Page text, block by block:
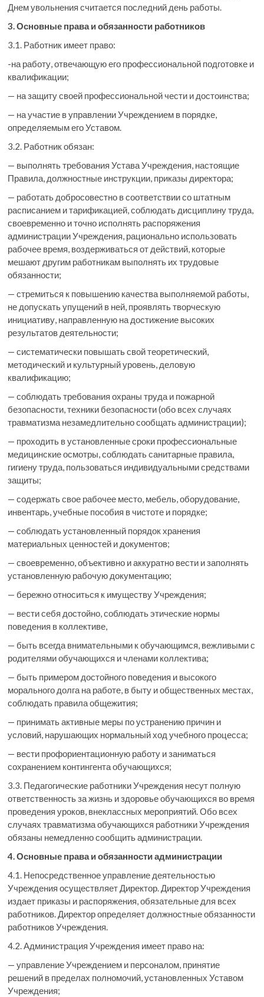
Днем увольнения считается последний день работы.
3. Основные права и обязанности работников
3.1. Работник имеет право:
-на работу, отвечающую его профессиональной подготовке и
квалификации;
— на защиту своей профессиональной чести и достоинства;
— на участие в управлении Учреждением в порядке,
определяемым его Уставом.
3.2. Работник обязан:
— выполнять требования Устава Учреждения, настоящие
Правила, должностные инструкции, приказы директора;
— работать добросовестно в соответствии со штатным
расписанием и тарификацией, соблюдать дисциплину труда,
своевременно и точно исполнять распоряжения
администрации Учреждения, рационально использовать
рабочее время, воздерживаться от действий, которые
мешают другим работникам выполнять их трудовые
обязанности;
— стремиться к повышению качества выполняемой работы,
не допускать упущений в ней, проявлять творческую
инициативу, направленную на достижение высоких
результатов деятельности;
— систематически повышать свой теоретический,
методический и культурный уровень, деловую
квалификацию;
— соблюдать требования охраны труда и пожарной
безопасности, техники безопасности (обо всех случаях
травматизма незамедлительно сообщать администрации);
— проходить в установленные сроки профессиональные
медицинские осмотры, соблюдать санитарные правила,
гигиену труда, пользоваться индивидуальными средствами
защиты;
— содержать свое рабочее место, мебель, оборудование,
инвентарь, учебные пособия в чистоте и порядке;
— соблюдать установленный порядок хранения
материальных ценностей и документов;
— своевременно, объективно и аккуратно вести и заполнять
установленную рабочую документацию;
— бережно относиться к имуществу Учреждения;
— вести себя достойно, соблюдать этические нормы
поведения в коллективе,
— быть всегда внимательными к обучающимся, вежливыми с
родителями обучающихся и членами коллектива;
— быть примером достойного поведения и высокого
морального долга на работе, в быту и общественных местах,
соблюдать правила общежития;
— принимать активные меры по устранению причин и
условий, нарушающих нормальный ход учебного процесса;
— вести профориентационную работу и заниматься
сохранением контингента обучающихся;
3.3. Педагогические работники Учреждения несут полную
ответственность за жизнь и здоровье обучающихся во время
проведения уроков, внеклассных мероприятий. Обо всех
случаях травматизма обучающихся работники Учреждения
обязаны немедленно сообщить администрации.
4. Основные права и обязанности администрации
4.1. Непосредственное управление деятельностью
Учреждения осуществляет Директор. Директор Учреждения
издает приказы и распоряжения, обязательные для всех
работников. Директор определяет должностные обязанности
работников Учреждения.
4.2. Администрация Учреждения имеет право на:
— управление Учреждением и персоналом, принятие
решений в пределах полномочий, установленных Уставом
Учреждения;